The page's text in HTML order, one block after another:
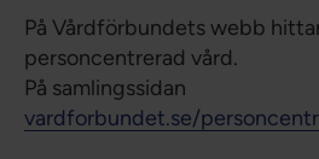
På Vårdförbundets webb
personcentrerad vård.
På samlingssidan
vardforbundet.se/